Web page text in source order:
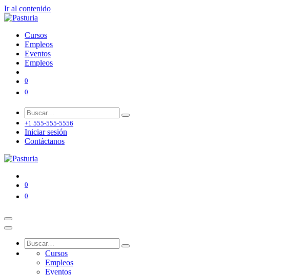
Ir al contenido
Cursos
Empleos
Eventos
Empleos
0
0
+1 555-555-5556
Iniciar sesión
Contáctanos
0
0
Cursos
Empleos
Eventos